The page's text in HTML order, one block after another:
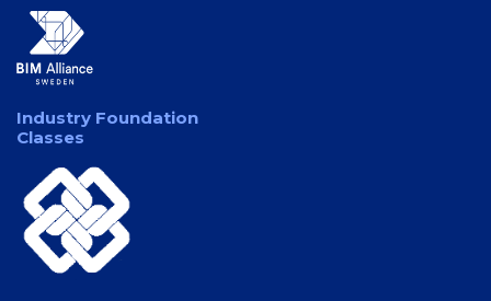
Industry Foundation
Classes